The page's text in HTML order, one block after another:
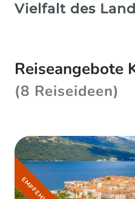
Vielfalt des
Reiseangebote
(8 Reiseideen)